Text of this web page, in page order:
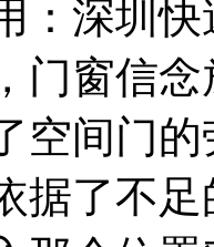
：深圳
门窗信
空间门
据了不